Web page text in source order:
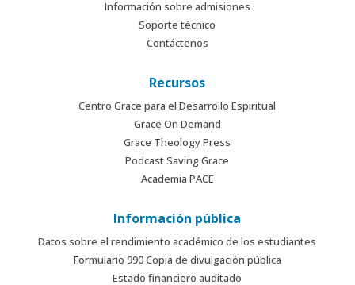
Información sobre admisiones
Soporte técnico
Contáctenos
Recursos
Centro Grace para el Desarrollo Espiritual
Grace On Demand
Grace Theology Press
Podcast Saving Grace
Academia PACE
Información pública
Datos sobre el rendimiento académico de los estudiantes
Formulario 990 Copia de divulgación pública
Estado financiero auditado